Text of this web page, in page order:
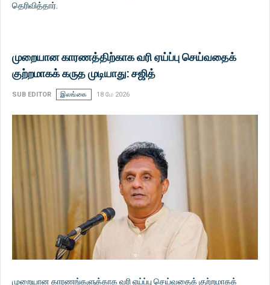
தெரிவித்தார்.
முறையான காரணத்திற்காக வரி ஏய்ப்பு செய்வதைக்
குற்றமாகக் கருத முடியாது: சஜித்
SUB EDITOR இலங்கை 18 மே 2026
முறையான காரணங்களுக்காக வரி ஏய்ப்பு செய்வதைக் குற்றமாகக்